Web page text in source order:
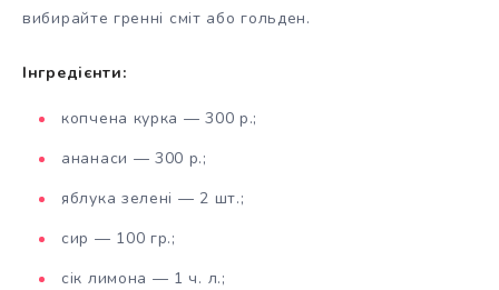
вибирайте гренні сміт або гольден.
Інгредієнти:
копчена курка — 300 р.;
ананаси — 300 р.;
яблука зелені — 2 шт.;
сир — 100 гр.;
сік лимона — 1 ч. л.;